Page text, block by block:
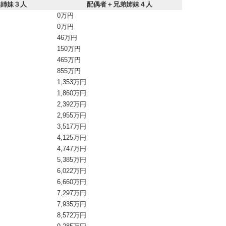
妹３人
配偶者＋兄弟姉妹４人
0万円
0万円
46万円
150万円
465万円
855万円
1,353万円
1,860万円
2,392万円
2,955万円
3,517万円
4,125万円
4,747万円
5,385万円
6,022万円
6,660万円
7,297万円
7,935万円
8,572万円